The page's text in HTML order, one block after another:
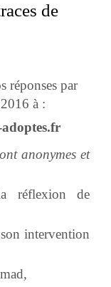
de
réponses par
à :
anonymes et
réflexion de
intervention